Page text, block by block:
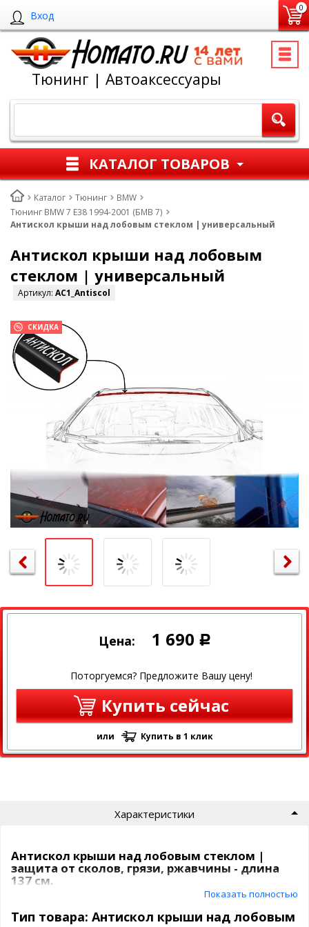
Вход
0
Тюнинг | Автоаксессуары
КАТАЛОГ ТОВАРОВ
Каталог Тюнинг
BMW
Тюнинг BMW 7 E38 1994-2001 (БМВ 7)
Антискол крыши над лобовым стеклом | универсальный
Антискол крыши над лобовым
стеклом | универсальный
Артикул: AC1_Antiscol
СКИДКА
Цена: 1 690 Р
Поторгуемся? Предложите Вашу цену!
Купить сейчас
или Купить в 1 клик
Характеристики
Антискол крыши над лобовым стеклом |
защита от сколов, грязи, ржавчины - длина
137 см.
Поможетизбежать сколовна новых авто илискроет старые
Показать полностью
Тип товара: Антискол крыши над лобовым